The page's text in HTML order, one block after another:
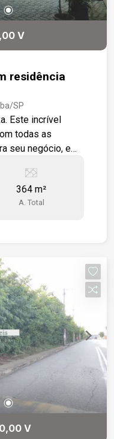
V
residência
SP
Este incrível
todas as
seu negócio, e
para
sala conceito
e cozinha. wc
364 m²
A. Total
V